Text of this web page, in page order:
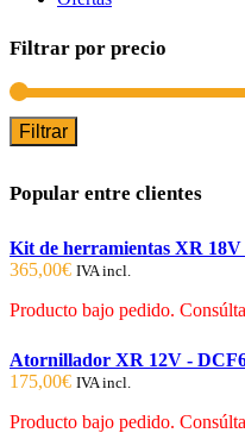
Filtrar por precio
Filtrar
Popular entre clientes
Kit de herramientas XR
365,00€ IVA incl.
Producto bajo pedido.
Atornillador XR 12V -
175,00€ IVA incl.
Producto bajo pedido.